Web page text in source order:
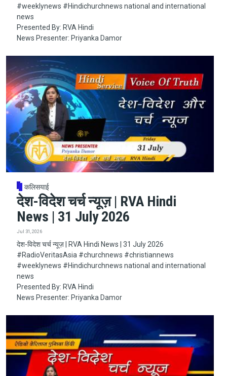
#weeklynews​ #Hindichurchnews national and international
news
Presented By: RVA Hindi
News Presenter: Priyanka Damor
कलिसयाई
देश-विदेश चर्च न्यूज़ | RVA Hindi
News | 31 July 2026
Jul 31, 2026
देश-विदेश चर्च न्यूज़ | RVA Hindi News | 31 July 2026
#RadioVeritasAsia​​​​​ #churchnews​​​​​ #christiannews​​​​​
#weeklynews​ #Hindichurchnews national and international
news
Presented By: RVA Hindi
News Presenter: Priyanka Damor